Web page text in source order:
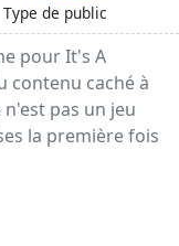
Type de public
pour It's A
contenu caché à
pas un jeu
la première fois